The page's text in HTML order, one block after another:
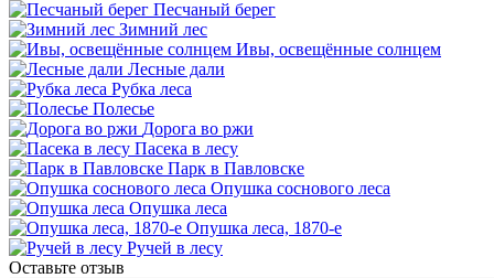
Песчаный берег
Зимний лес
Ивы, освещённые солнцем
Лесные дали
Рубка леса
Полесье
Дорога во ржи
Пасека в лесу
Парк в Павловске
Опушка соснового леса
Опушка леса
Опушка леса, 1870-е
Ручей в лесу
Оставьте отзыв